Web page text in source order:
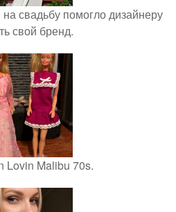
свадьбу помогло дизайнеру
свой бренд.
Lovin Malibu 70s.